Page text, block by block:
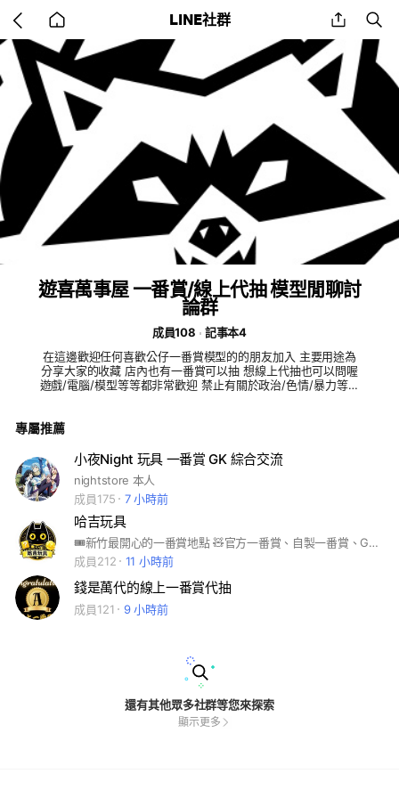
back
to
home
LINE社群 share
遊喜萬事屋 一番賞/線上代抽 模型閒聊討
論群
成員108
記事本4
在這邊歡迎任何喜歡公仔一番賞模型的的朋友加入 主要用途為
分享大家的收藏 店內也有一番賞可以抽 想線上代抽也可以問喔
遊戲/電腦/模型等等都非常歡迎 禁止有關於政治/色情/暴力等相
專屬推薦
小夜Night 玩具 一番賞 GK 綜合交流
nightstore 本人
成員175
7 小時前
哈吉玩具
🎟️新竹最開心的一番賞地點 🧸官方一番賞、自製一番賞、GK、盲盒全新上架 🔥每週四、五固定上架新款一番賞！ ⚡️加入社群隨時更新配率、新套、店內活動 🤌錄影、線上代抽可私訊官方帳號 —————— 👣新竹市東區大同路84號，東門市場旁邊
成員212
11 小時前
錢是萬代的線上一番賞代抽
成員121 9 小時前
還有其他眾多社群等您來探索
顯示更多